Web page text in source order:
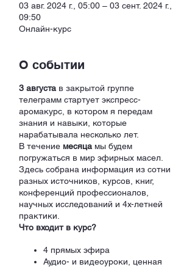
03 авг. 2024 г., 05:00 – 03 сент. 2024 г.,
09:50
Онлайн-курс
О событии
3 августа в закрытой группе
телеграмм стартует экспресс-
аромакурс, в котором я передам
знания и навыки, которые
нарабатывала несколько лет.
В течение месяца мы будем
погружаться в мир эфирных масел.
Здесь собрана информация из сотни
разных источников, курсов, книг,
конференций профессионалов,
научных исследований и 4х-летней
практики.
Что входит в курс?
4 прямых эфира
Аудио- и видеоуроки, ценная